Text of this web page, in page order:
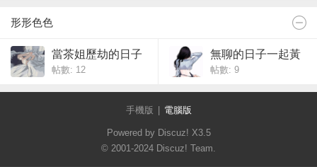
形形色色
當茶姐歷劫的日子
帖數: 12
無聊的日子一起黃
黃？
帖數: 9
手機版 電腦版
Powered by Discuz! X3.5
© 2001-2024 Discuz! Team.